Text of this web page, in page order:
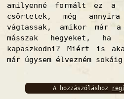
amilyenné formált ez a
csörtetek, még
vágtassak, amikor
másszak hegyeket,
kapaszkodni? Miért is
már úgysem élvezném
A hozzászóláshoz